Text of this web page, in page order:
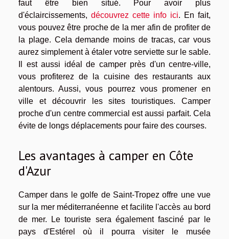
faut être bien situé. Pour avoir plus
d'éclaircissements, découvrez cette info ici. En fait,
vous pouvez être proche de la mer afin de profiter de
la plage. Cela demande moins de tracas, car vous
aurez simplement à étaler votre serviette sur le sable.
Il est aussi idéal de camper près d'un centre-ville,
vous profiterez de la cuisine des restaurants aux
alentours. Aussi, vous pourrez vous promener en
ville et découvrir les sites touristiques. Camper
proche d'un centre commercial est aussi parfait. Cela
évite de longs déplacements pour faire des courses.
Les avantages à camper en Côte
d'Azur
Camper dans le golfe de Saint-Tropez offre une vue
sur la mer méditerranéenne et facilite l'accès au bord
de mer. Le touriste sera également fasciné par le
pays d'Estérel où il pourra visiter le musée